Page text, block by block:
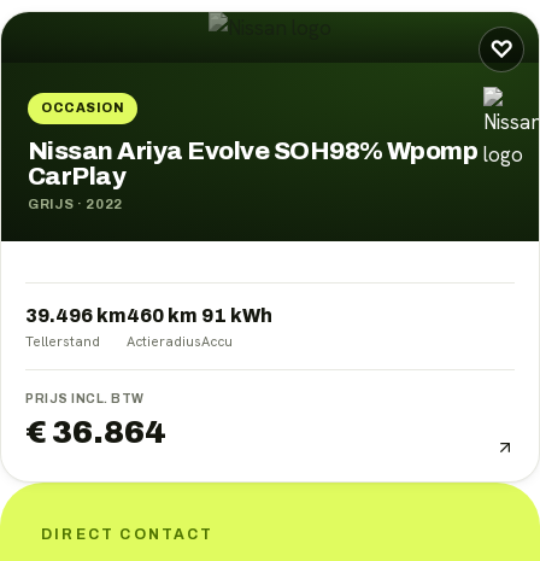
♡
OCCASION
Nissan Ariya Evolve SOH98% Wpomp
CarPlay
GRIJS · 2022
39.496 km
Tellerstand
460 km
Actieradius
91 kWh
Accu
PRIJS INCL. BTW
€ 36.864
DIRECT CONTACT